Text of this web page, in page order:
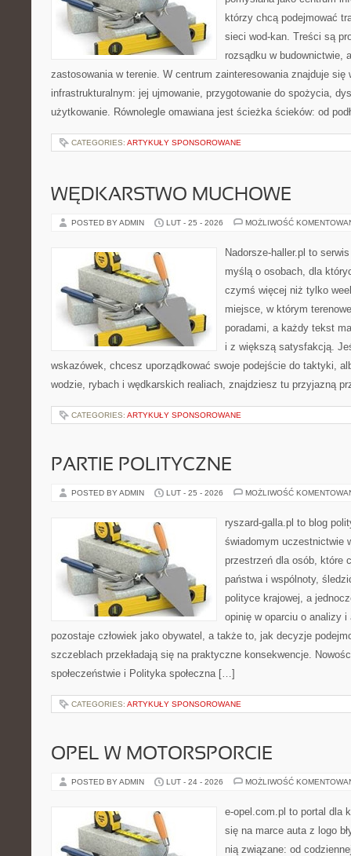
którzy chcą podejmować
sieci wod-kan. Treści są
rozsądku w budownictwie,
zastosowania w terenie. W centrum zainteresowania znajduje się
infrastrukturalnym: jej ujmowanie, przygotowanie do spożycia,
użytkowanie. Równolegle omawiana jest ścieżka ścieków: od
CATEGORIES: ARTYKUŁY SPONSOROWANE
WĘDKARSTWO MUCHOWE
POSTED BY ADMIN LUT - 25 - 2026 MOŻLIWOŚĆ
Nadorsze-haller.pl to
myślą o osobach, dla
czymś więcej niż tylko
miejsce, w którym
poradami, a każdy tekst
i z większą satysfakcją.
wskazówek, chcesz uporządkować swoje podejście do taktyki,
wodzie, rybach i wędkarskich realiach, znajdziesz tu przyjazną
CATEGORIES: ARTYKUŁY SPONSOROWANE
PARTIE POLITYCZNE
POSTED BY ADMIN LUT - 25 - 2026 MOŻLIWOŚĆ
ryszard-galla.pl to blog
świadomym uczestnictwie
przestrzeń dla osób, które
państwa i wspólnoty,
polityce krajowej, a
opinię w oparciu o analizy
pozostaje człowiek jako obywatel, a także to, jak decyzje
szczeblach przekładają się na praktyczne konsekwencje.
społeczeństwie i Polityka społeczna […]
CATEGORIES: ARTYKUŁY SPONSOROWANE
OPEL W MOTORSPORCIE
POSTED BY ADMIN LUT - 24 - 2026 MOŻLIWOŚĆ
e-opel.com.pl to portal dla
się na marce auta z logo
nią związane: od